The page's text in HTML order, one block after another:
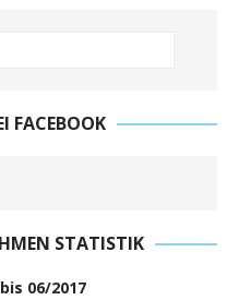
FACEBOOK
STATISTIK
06/2017